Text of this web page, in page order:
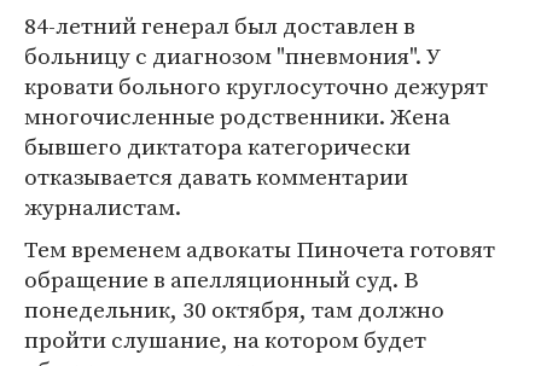
84-летний генерал был доставлен в
больницу с диагнозом "пневмония". У
кровати больного круглосуточно дежурят
многочисленные родственники. Жена
бывшего диктатора категорически
отказывается давать комментарии
журналистам.
Тем временем адвокаты Пиночета готовят
обращение в апелляционный суд. В
понедельник, 30 октября, там должно
пройти слушание, на котором будет